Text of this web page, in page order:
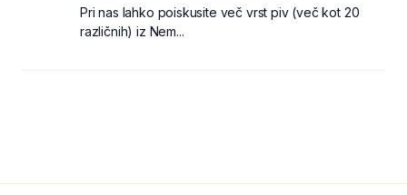
Pri nas lahko poiskusite več vrst piv (več kot 20
različnih) iz Nem...